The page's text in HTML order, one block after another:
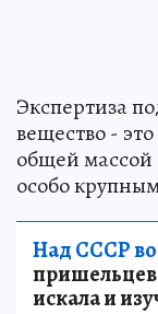
Экспертиза
вещество -
общей массой
особо
Над СССР
искала и